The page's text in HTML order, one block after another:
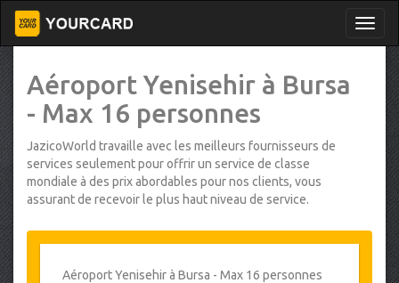
Aéroport Yenisehir à Bursa
- Max 16 personnes
JazicoWorld travaille avec les meilleurs fournisseurs de
services seulement pour offrir un service de classe
mondiale à des prix abordables pour nos clients, vous
assurant de recevoir le plus haut niveau de service.
Aéroport Yenisehir à Bursa - Max 16 personnes